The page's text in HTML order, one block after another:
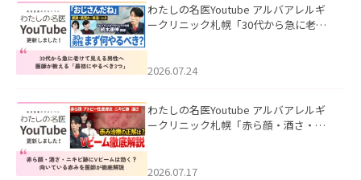
わたしの名医Youtube アルバアレルギ
ークリニック札幌「30代から急に老け
た。
2026.07.24
わたしの名医Youtube アルバアレルギ
ークリニック札幌「赤ら顔・酒さ・ニ
した。
2026.07.17